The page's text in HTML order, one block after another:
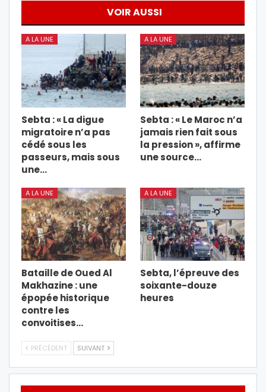
VOIR AUSSI
A LA UNE
Sebta : « La digue
migratoire n’a pas
cédé sous les
passeurs, mais sous
une…
A LA UNE
Sebta : « Le Maroc n’a
jamais rien fait sous
la pression », affirme
une source…
A LA UNE
Bataille de Oued Al
Makhazine : une
épopée historique
contre les
convoitises…
A LA UNE
Sebta, l’épreuve des
soixante-douze
heures
PRÉCÉDENT SUIVANT